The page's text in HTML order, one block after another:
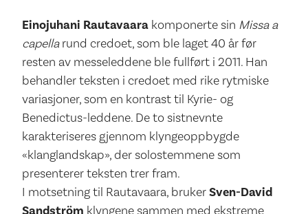
Einojuhani Rautavaara komponerte sin Missa a
capellarund credoet, som ble laget 40 år før
resten av messeleddene ble fullført i 2011. Han
behandler teksten i credoet med rike rytmiske
variasjoner, som en kontrast til Kyrie- og
Benedictus-leddene. De to sistnevnte
karakteriseres gjennom klyngeoppbygde
«klanglandskap», der solostemmene som
presenterer teksten trer fram.
I motsetning til Rautavaara, brukerSven-David